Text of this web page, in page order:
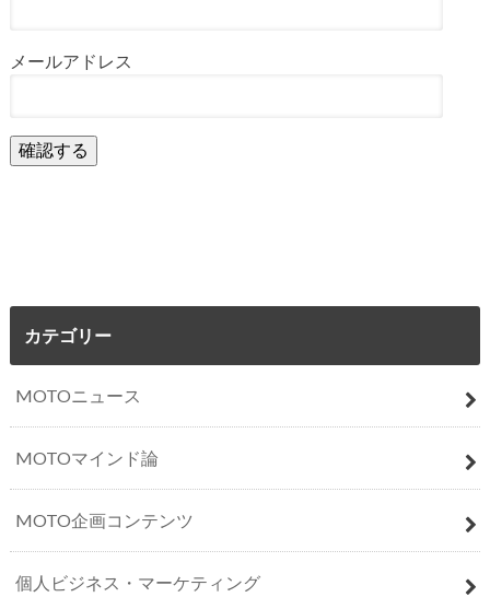
メールアドレス
カテゴリー
MOTOニュース
MOTOマインド論
MOTO企画コンテンツ
個人ビジネス・マーケティング